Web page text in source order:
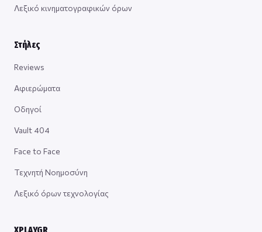
Λεξικό κινηματογραφικών όρων
Στήλες
Reviews
Αφιερώματα
Οδηγοί
Vault 404
Face to Face
Τεχνητή Νοημοσύνη
Λεξικό όρων τεχνολογίας